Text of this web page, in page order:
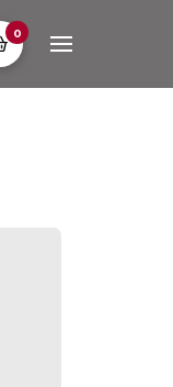
0